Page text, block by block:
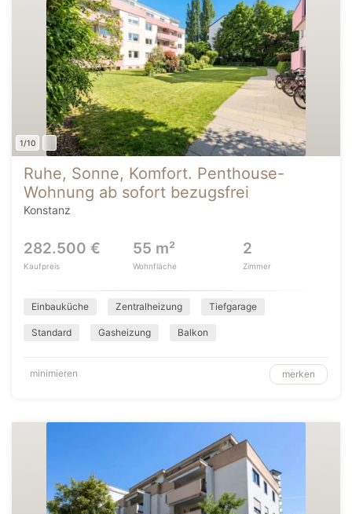
1/10
Ruhe, Sonne, Komfort. Penthouse-
Wohnung ab sofort bezugsfrei
Konstanz
282.500 €
Kaufpreis
55 m²
Wohnfläche
2
Zimmer
Einbauküche Zentralheizung Tiefgarage
Standard Gasheizung Balkon
minimieren merken